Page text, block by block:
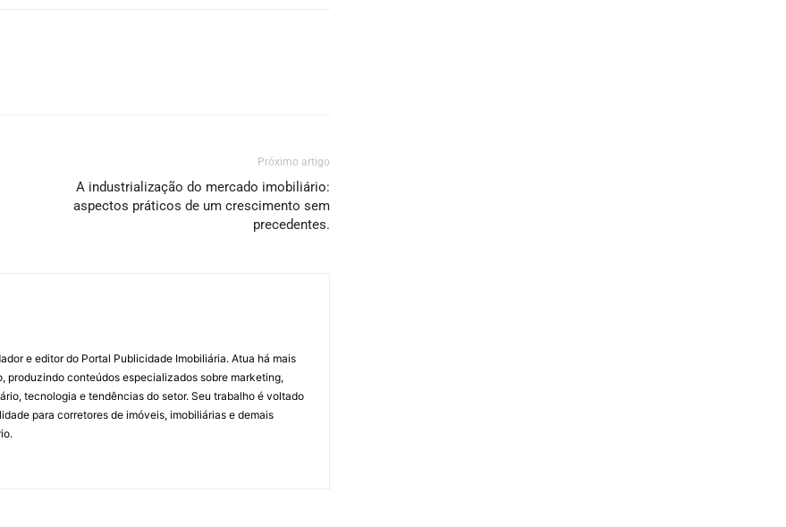
Próximo artigo
A industrialização do mercado imobiliário:
aspectos práticos de um crescimento sem
precedentes.
e editor do Portal Publicidade Imobiliária. Atua há mais
produzindo conteúdos especializados sobre marketing,
tecnologia e tendências do setor. Seu trabalho é voltado
para corretores de imóveis, imobiliárias e demais